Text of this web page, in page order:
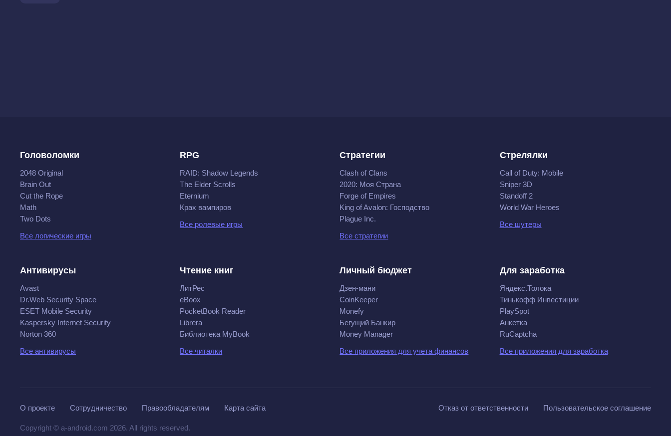
Головоломки
2048 Original
Brain Out
Cut the Rope
Math
Two Dots
Все логические игры
RPG
RAID: Shadow Legends
The Elder Scrolls
Eternium
Крах вампиров
Все ролевые игры
Стратегии
Clash of Clans
2020: Моя Cтрана
Forge of Empires
King of Avalon: Господство
Plague Inc.
Все стратегии
Стрелялки
Call of Duty: Mobile
Sniper 3D
Standoff 2
World War Heroes
Все шутеры
Антивирусы
Avast
Dr.Web Security Space
ESET Mobile Security
Kaspersky Internet Security
Norton 360
Все антивирусы
Чтение книг
ЛитРес
eBoox
PocketBook Reader
Librera
Библиотека MyBook
Все читалки
Личный бюджет
Дзен-мани
CoinKeeper
Monefy
Бегущий Банкир
Money Manager
Все приложения для учета финансов
Для заработка
Яндекс.Толока
Тинькофф Инвестиции
PlaySpot
Анкетка
RuCaptcha
Все приложения для заработка
О проекте Сотрудничество Правообладателям Карта сайта Отказ от ответственности Пользовательское соглашение
Copyright © a-android.com 2026. All rights reserved.